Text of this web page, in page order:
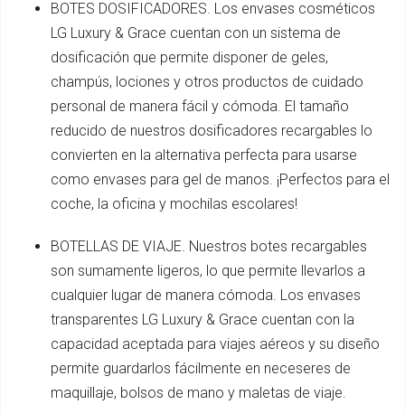
BOTES DOSIFICADORES. Los envases cosméticos
LG Luxury & Grace cuentan con un sistema de
dosificación que permite disponer de geles,
champús, lociones y otros productos de cuidado
personal de manera fácil y cómoda. El tamaño
reducido de nuestros dosificadores recargables lo
convierten en la alternativa perfecta para usarse
como envases para gel de manos. ¡Perfectos para el
coche, la oficina y mochilas escolares!
BOTELLAS DE VIAJE. Nuestros botes recargables
son sumamente ligeros, lo que permite llevarlos a
cualquier lugar de manera cómoda. Los envases
transparentes LG Luxury & Grace cuentan con la
capacidad aceptada para viajes aéreos y su diseño
permite guardarlos fácilmente en neceseres de
maquillaje, bolsos de mano y maletas de viaje.